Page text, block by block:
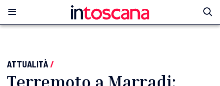
ATTUALITÀ/
Terremoto a Marradi: